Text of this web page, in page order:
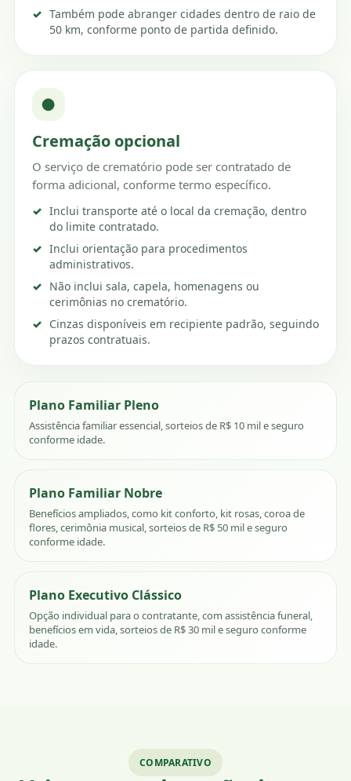
Também pode abranger cidades dentro de raio de
50 km, conforme ponto de partida definido.
●
Cremação opcional
O serviço de crematório pode ser contratado de
forma adicional, conforme termo específico.
Inclui transporte até o local da cremação, dentro
do limite contratado.
Inclui orientação para procedimentos
administrativos.
Não inclui sala, capela, homenagens ou
cerimônias no crematório.
Cinzas disponíveis em recipiente padrão, seguindo
prazos contratuais.
Plano Familiar Pleno
Assistência familiar essencial, sorteios de R$ 10 mil e seguro
conforme idade.
Plano Familiar Nobre
Benefícios ampliados, como kit conforto, kit rosas, coroa de
flores, cerimônia musical, sorteios de R$ 50 mil e seguro
conforme idade.
Plano Executivo Clássico
Opção individual para o contratante, com assistência funeral,
benefícios em vida, sorteios de R$ 30 mil e seguro conforme
idade.
COMPARATIVO